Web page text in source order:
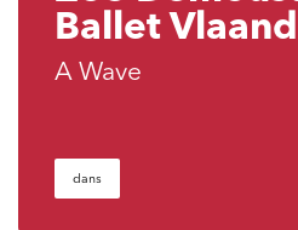
Ballet
A Wave
dans